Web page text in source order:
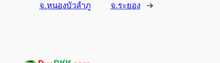
จ.หนองบัวลำภู
จ.ระยอง
→